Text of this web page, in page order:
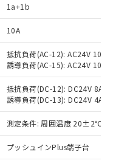
1a+1b
10A
抵抗負荷(AC-12): AC24V 10A/
誘導負荷(AC-15): AC24V
抵抗負荷(DC-12): DC24V 8A/
誘導負荷(DC-13): DC24V 4A/
測定条件: 周囲温度 20±2℃、
プッシュインPlus端子台
（10物質）の
可能な商品で